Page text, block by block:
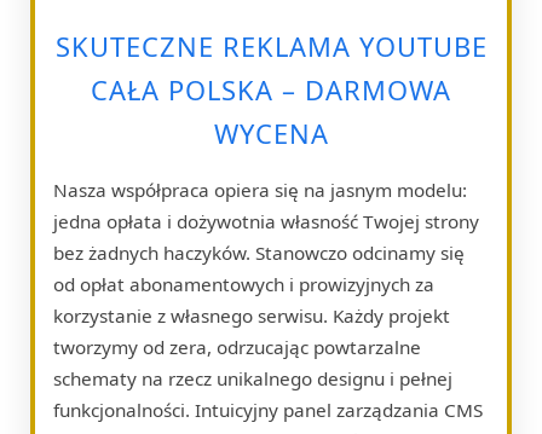
SKUTECZNE REKLAMA YOUTUBE
CAŁA POLSKA – DARMOWA
WYCENA
Nasza współpraca opiera się na jasnym modelu:
jedna opłata i dożywotnia własność Twojej strony
bez żadnych haczyków. Stanowczo odcinamy się
od opłat abonamentowych i prowizyjnych za
korzystanie z własnego serwisu. Każdy projekt
tworzymy od zera, odrzucając powtarzalne
schematy na rzecz unikalnego designu i pełnej
funkcjonalności. Intuicyjny panel zarządzania CMS